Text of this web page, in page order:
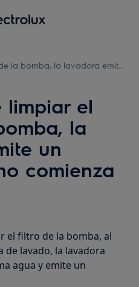
la bomba, la lavadora emite
limpiar el
la
un
comienza
el filtro de la bomba, al
de lavado, la lavadora
agua y emite un